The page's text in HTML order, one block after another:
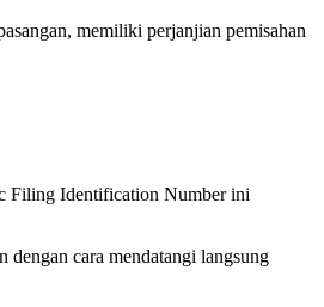
memiliki perjanjian pemisahan
Filing Identification Number ini
cara mendatangi langsung